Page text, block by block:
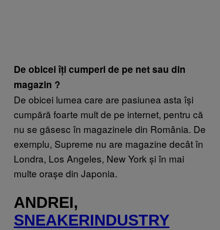
De obicei îți cumperi de pe net sau din
magazin ?
De obicei lumea care are pasiunea asta își
cumpără foarte mult de pe internet, pentru că
nu se găsesc în magazinele din România. De
exemplu, Supreme nu are magazine decât în
Londra, Los Angeles, New York și în mai
multe orașe din Japonia.
ANDREI,
SNEAKERINDUSTRY